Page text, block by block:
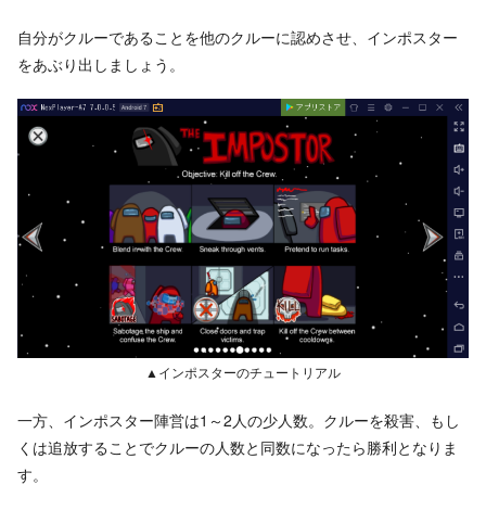
自分がクルーであることを他のクルーに認めさせ、インポスター
をあぶり出しましょう。
▲インポスターのチュートリアル
一方、インポスター陣営は1～2人の少人数。クルーを殺害、もし
くは追放することでクルーの人数と同数になったら勝利となりま
す。